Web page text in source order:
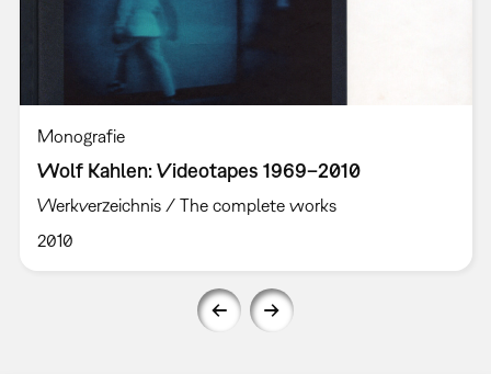
Monografie
Wolf Kahlen: Videotapes 1969–2010
Werkverzeichnis / The complete works
2010